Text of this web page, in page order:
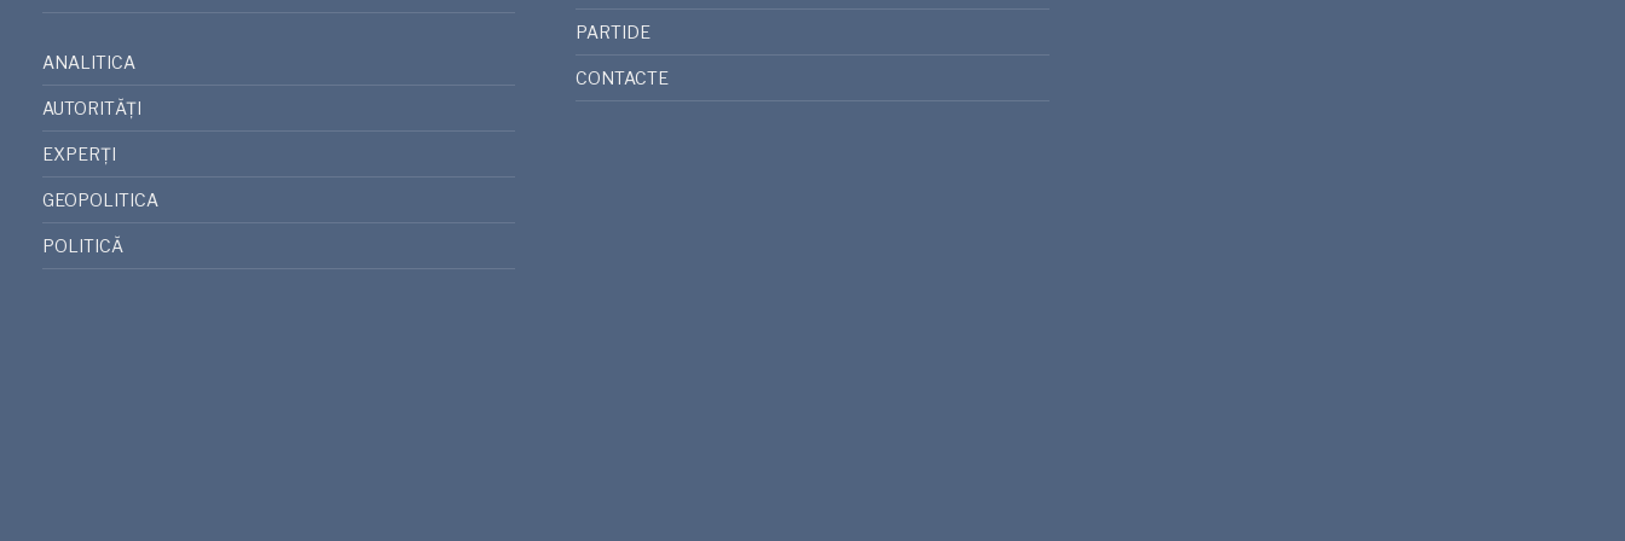
ANALITICA
AUTORITĂȚI
EXPERȚI
GEOPOLITICA
POLITICĂ
PARTIDE
CONTACTE